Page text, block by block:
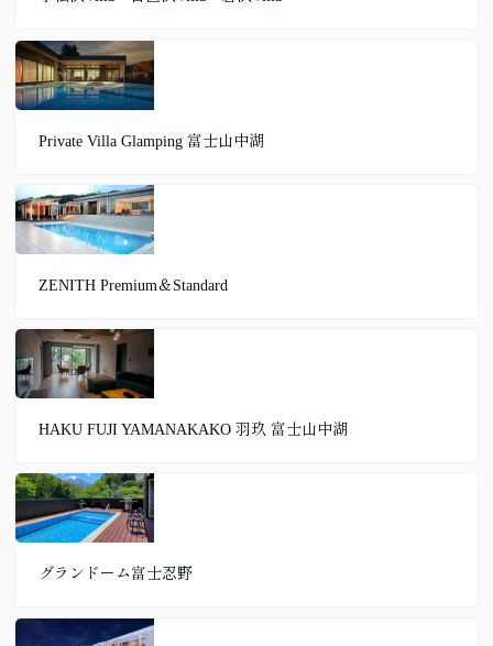
Private Villa Glamping 富士山中湖
ZENITH Premium＆Standard
HAKU FUJI YAMANAKAKO 羽玖 富士山中湖
グランドーム富士忍野